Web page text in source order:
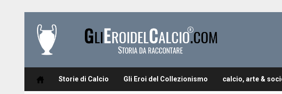
content
Storie di Calcio Gli Eroi del Collezionismo calcio, arte &